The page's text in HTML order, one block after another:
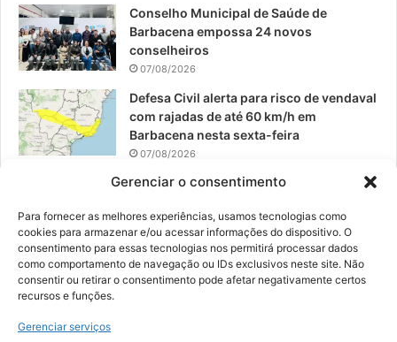
Gerenciar o consentimento
Para fornecer as melhores experiências, usamos tecnologias como
cookies para armazenar e/ou acessar informações do dispositivo. O
consentimento para essas tecnologias nos permitirá processar dados
como comportamento de navegação ou IDs exclusivos neste site. Não
consentir ou retirar o consentimento pode afetar negativamente certos
recursos e funções.
Gerenciar serviços
Conselho Municipal de Saúde de
Barbacena empossa 24 novos
conselheiros
07/08/2026
Defesa Civil alerta para risco de vendaval
com rajadas de até 60 km/h em
Barbacena nesta sexta-feira
07/08/2026
EPCAR tem a melhor nota do IDEB no
06/08/2026
© 2026, Todos os direitos reservados | Desenvolvido por: